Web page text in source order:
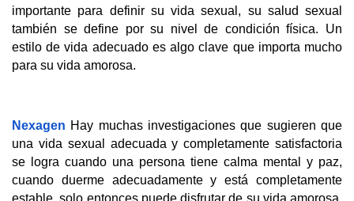
importante para definir su vida sexual, su salud sexual
también se define por su nivel de condición física. Un
estilo de vida adecuado es algo clave que importa mucho
para su vida amorosa.
Nexagen Hay muchas investigaciones que sugieren que
una vida sexual adecuada y completamente satisfactoria
se logra cuando una persona tiene calma mental y paz,
cuando duerme adecuadamente y está completamente
estable, solo entonces puede disfrutar de su vida amorosa.